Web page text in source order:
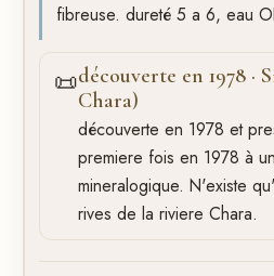
fibreuse. dureté 5 a 6, eau
📜découverte en 1978 ·
Chara)
découverte en 1978 et
premiere fois en 1978 à
mineralogique. N'existe
rives de la riviere Chara.